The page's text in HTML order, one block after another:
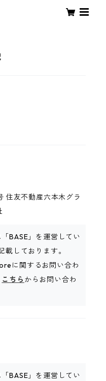
住友不動産六本木グラ
BASE」を運営してい
載しております。
に関するお問い合わ
こちら からお問い合わ
BASE」を運営してい